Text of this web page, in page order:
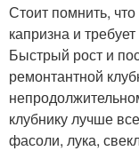
Стоит помнить,
капризна и
Быстрый рост и
ремонтантной
клубнику лучше
фасоли, лука,